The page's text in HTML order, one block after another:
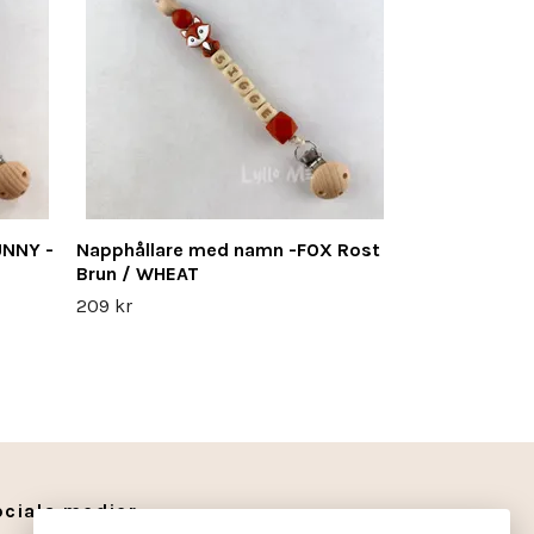
-
Napphållare med namn -FOX Rost
Brun / WHEAT
209 kr
medier